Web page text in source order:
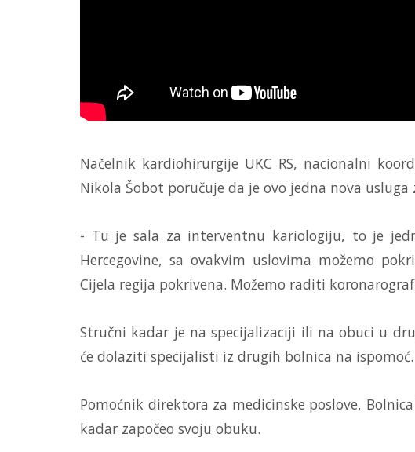
Načelnik kardiohirurgije UKC RS, nacionalni
Nikola Šobot poručuje da je ovo jedna nova usluga
- Tu je sala za interventnu kariologiju, to je
Hercegovine, sa ovakvim uslovima možemo
Cijela regija pokrivena. Možemo raditi
Stručni kadar je na specijalizaciji ili na obuci u
će dolaziti specijalisti iz drugih bolnica na ispomoć.
Pomoćnik direktora za medicinske poslove,
kadar započeo svoju obuku.